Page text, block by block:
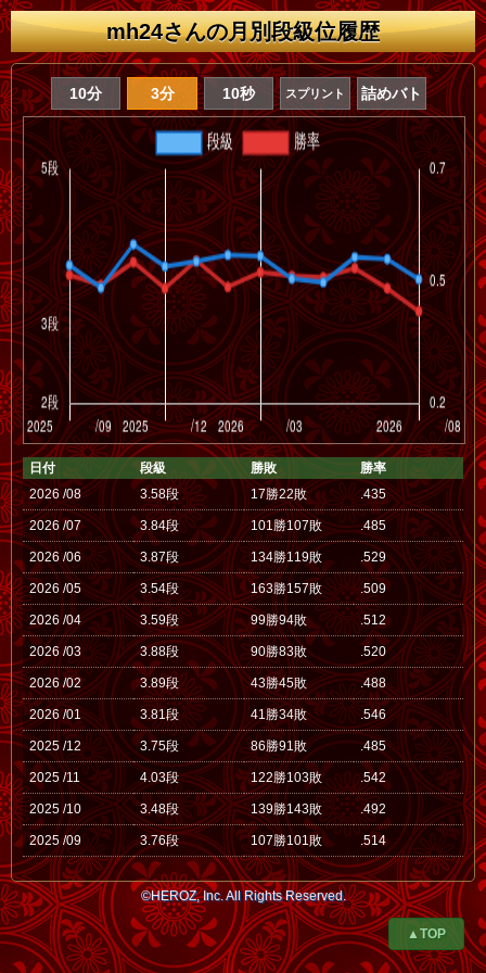
mh24さんの月別段級位履歴
10分 3分 10秒 スプリント 詰めバト
日付 段級 勝敗
勝率
2026 /08
3.58段 17勝22敗 .435
2026 /07 3.84段 101勝107敗 .485
2026 /06 3.87段 134勝119敗 .529
2026 /05 3.54段 163勝157敗 .509
2026 /04 3.59段 99勝94敗 .512
2026 /03 3.88段 90勝83敗 .520
2026 /02 3.89段 43勝45敗 .488
2026 /01 3.81段 41勝34敗 .546
2025 /12 3.75段 86勝91敗 .485
2025 /11 4.03段 122勝103敗 .542
2025 /10 3.48段 139勝143敗 .492
2025 /09 3.76段 107勝101敗 .514
©HEROZ, Inc. All Rights Reserved.
▲TOP